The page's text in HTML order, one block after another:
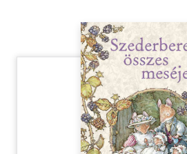
Hobbi, szabadidő
Szótár, nyelvkönyv